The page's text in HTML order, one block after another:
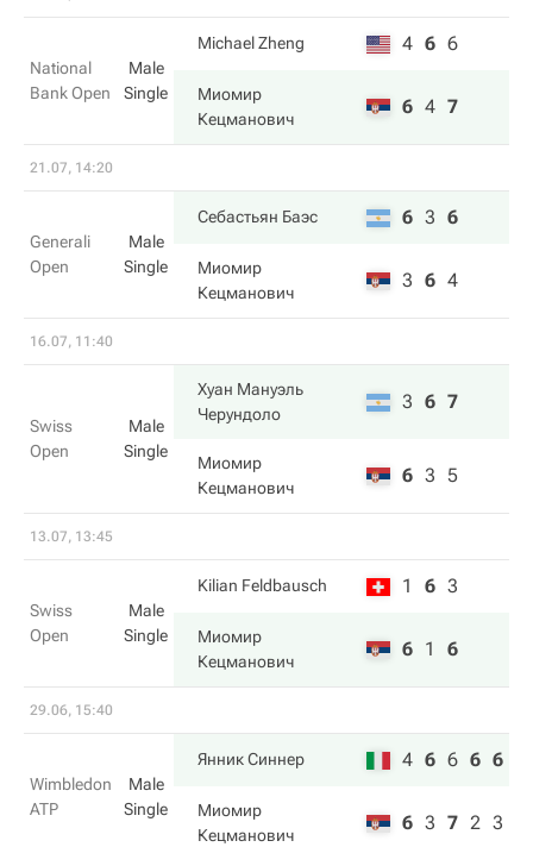
National
Bank Open
Male
Single
Michael Zheng 4 6 6
Миомир
Кецманович
6 4 7
21.07, 14:20
Generali
Open
Male
Single
Себастьян Баэс 6 3 6
Миомир
Кецманович
3 6 4
16.07, 11:40
Swiss
Open
Male
Single
Хуан Мануэль
Черундоло
3 6 7
Миомир
Кецманович
6 3 5
13.07, 13:45
Swiss
Open
Male
Single
Kilian Feldbausch 1 6 3
Миомир
Кецманович
6 1 6
29.06, 15:40
Wimbledon
ATP
Male
Single
Янник Синнер 4 6 6 6 6
Миомир
Кецманович
6 3 7 2 3